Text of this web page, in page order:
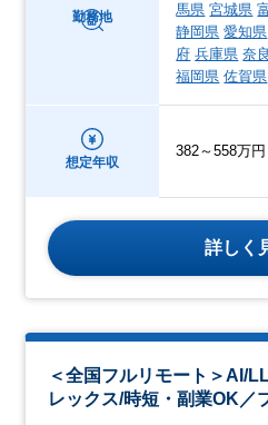
勤務地
馬県 宮城県
静岡県 愛知県
府 兵庫県 奈
福岡県 佐賀県
想定年収
382～558万円
詳しく
＜全国フルリモート＞AI/
レックス/時短・副業OK／